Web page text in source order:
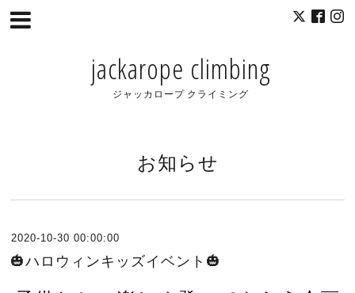
jackarope climbing
ジャッカロープ クライミング
お知らせ
2020-10-30 00:00:00
🎃ハロウィンキッズイベント🎃